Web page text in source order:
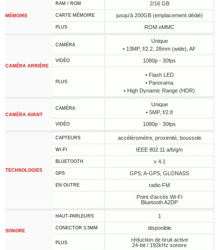
MÉMOIRE
RAM / ROM 2/16 GB
CARTE MÉMOIRE jusqu'à 200GB (emplacement dédié)
PLUS ROM eMMC
CAMÉRA ARRIÈRE
CAMÉRA
Unique
• 13MP, f/2.2, 28mm (wide), AF
VIDÉO 1080p - 30fps
PLUS
• Flash LED
• Panorama
• High Dynamic Range (HDR)
CAMÉRA AVANT
CAMÉRA
Unique
• 5MP, f/2.8
VIDÉO 1080p - 30fps
TECHNOLOGIES
CAPTEURS accéléromètre, proximité, boussole
WI-FI IEEE 802.11 a/b/g/n
BLUETOOTH v 4.1
GPS GPS, A-GPS, GLONASS
EN OUTRE
radio FM
Point d'accès Wi-Fi
Bluetooth A2DP
SONORE
HAUT-PARLEURS 1
CONECTOR 3,5MM disponible
PLUS
réduction de bruit active
24-bit / 192kHz sonore